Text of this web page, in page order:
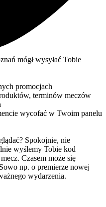
mógł wysyłać Tobie
promocjach
terminów meczów
wycofać w Twoim panelu
Spokojnie, nie
wyślemy Tobie kod
Czasem może się
np. o premierze nowej
wydarzenia.